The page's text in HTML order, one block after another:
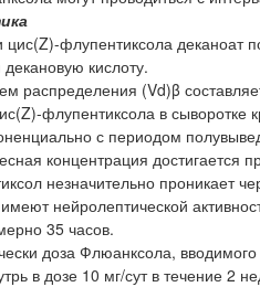
цис(Z)-флупентиксола деканоат
кислоту.
распределения (Vd)β
флупентиксола в сыворотке
с периодом
концентрация
незначительно проникает
нейролептической
35 часов.
доза Флюанксола,
в дозе 10 мг/сут в течение 2